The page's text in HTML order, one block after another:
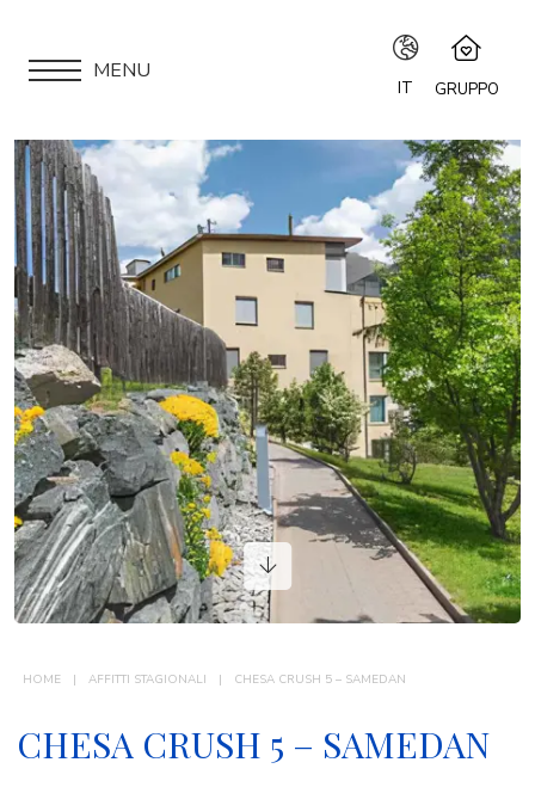
MENU
IT
IT
EN
FR
DE
GRUPPO
Speciale Group
Speciale Home
Hotel Bernina Hospiz
2309 Restaurant
Chalet Speciale
Speciale Ski School
Maloja Kulm
APPARTAMENTI
LOCATION
SEI UN PROPRIETARIO?
IL NOSTRO GRUPPO
ESPERIENZE
AFFITTI STAGIONALI
HOME AFFITTI STAGIONALI CHESA CRUSH 5 – SAMEDAN
CHESA CRUSH 5 – SAMEDAN